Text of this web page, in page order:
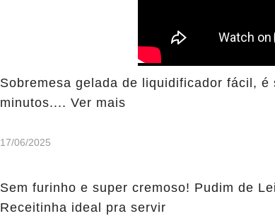
Sobremesa gelada de liquidificador fácil, é
minutos.... Ver mais
17/06/2025
Sem furinho e super cremoso! Pudim de
Receitinha ideal pra servir